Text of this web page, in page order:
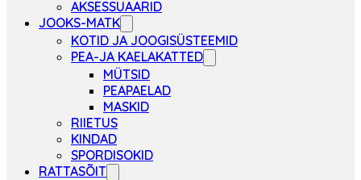
AKSESSUAARID
JOOKS-MATK
KOTID JA JOOGISÜSTEEMID
PEA-JA KAELAKATTED
MÜTSID
PEAPAELAD
MASKID
RIIETUS
KINDAD
SPORDISOKID
RATTASÕIT